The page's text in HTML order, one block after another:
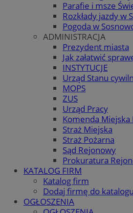
Parafie i msze
Rozkłady jazdy w
Pogoda w
ADMINISTRACJA
Prezydent miasta
Jak załatwić
INSTYTUCJE
Urząd Stanu
MOPS
ZUS
Urząd Pracy
Komenda Miejska
Straż Miejska
Straż Pożarna
Sąd Rejonowy
Prokuratura
KATALOG FIRM
Katalog firm
Dodaj firmę do katalogu
OGŁOSZENIA